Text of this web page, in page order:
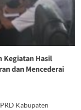
Kegiatan Hasil
dan Mencederai
Kabupaten